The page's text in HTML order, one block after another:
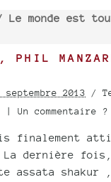
Le monde est
2013 /
Un commentaire ?
finalement
dernière fois,
assata